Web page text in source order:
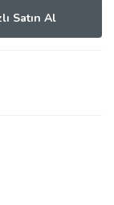
Satın Al